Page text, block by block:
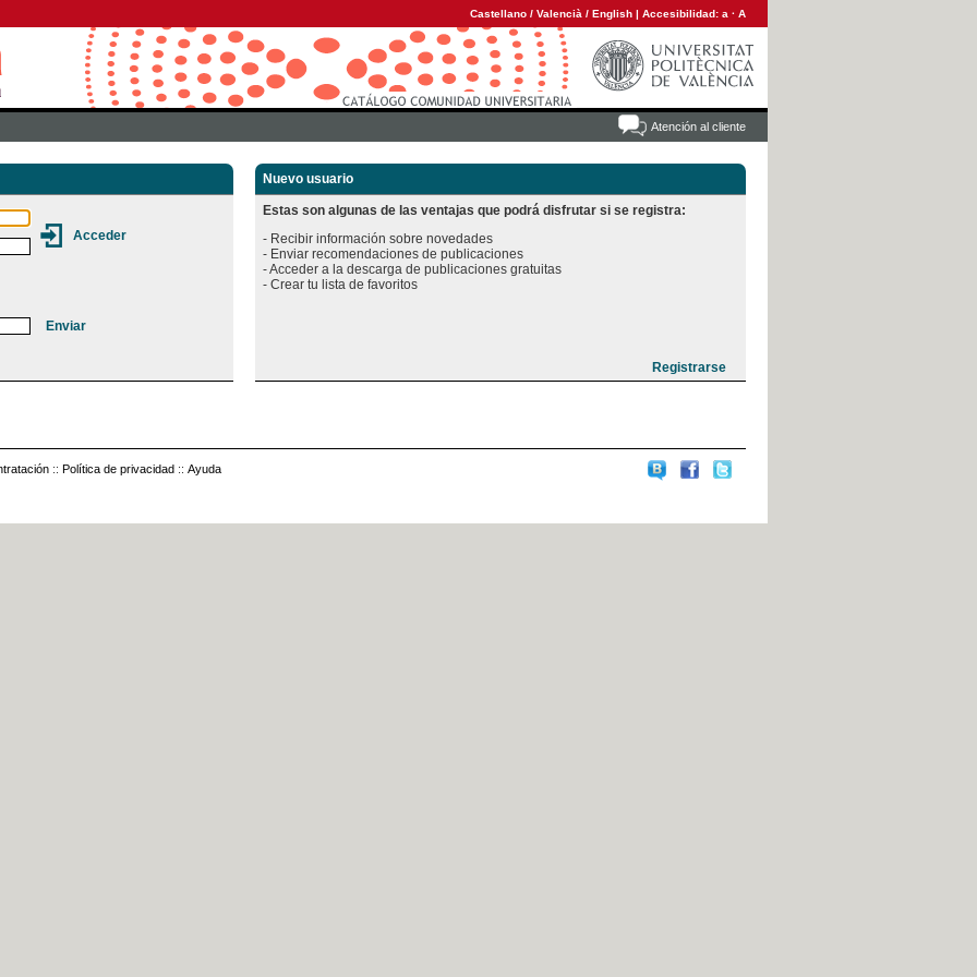
Castellano / Valencià / English | Accesibilidad: a · A
Atención al cliente
Nuevo usuario
Estas son algunas de las ventajas que podrá disfrutar si se registra:
- Recibir información sobre novedades
- Enviar recomendaciones de publicaciones
- Acceder a la descarga de publicaciones gratuitas
:: Política de privacidad :: Ayuda